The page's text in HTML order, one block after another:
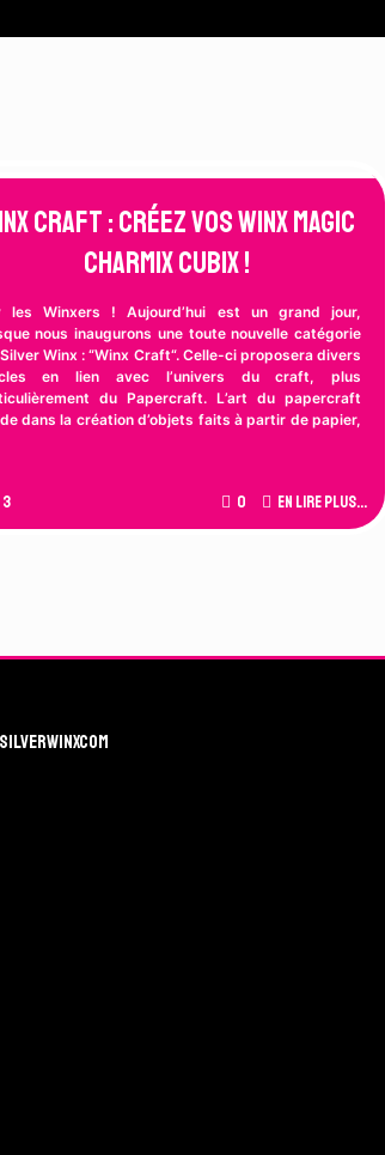
Craft : Créez vos Winx Magic
Charmix Cubix !
les Winxers ! Aujourd’hui est un grand jour,
nous inaugurons une toute nouvelle catégorie
Winx : “Winx Craft“. Celle-ci proposera divers
en lien avec l’univers du craft, plus
du Papercraft. L’art du papercraft
dans la création d’objets faits à partir de papier,
3 0 En lire plus...